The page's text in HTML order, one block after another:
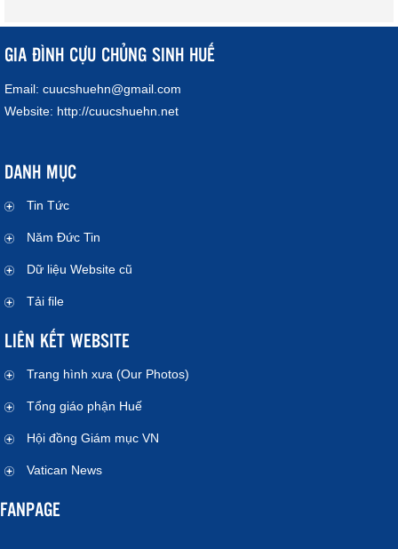
GIA ĐÌNH CỰU CHỦNG SINH HUẾ
Email: cuucshuehn@gmail.com
Website: http://cuucshuehn.net
DANH MỤC
Tin Tức
Năm Đức Tin
Dữ liệu Website cũ
Tải file
LIÊN KẾT WEBSITE
Trang hình xưa (Our Photos)
Tổng giáo phận Huế
Hội đồng Giám mục VN
Vatican News
FANPAGE